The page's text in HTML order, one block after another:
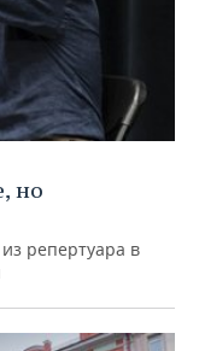
но
репертуара в